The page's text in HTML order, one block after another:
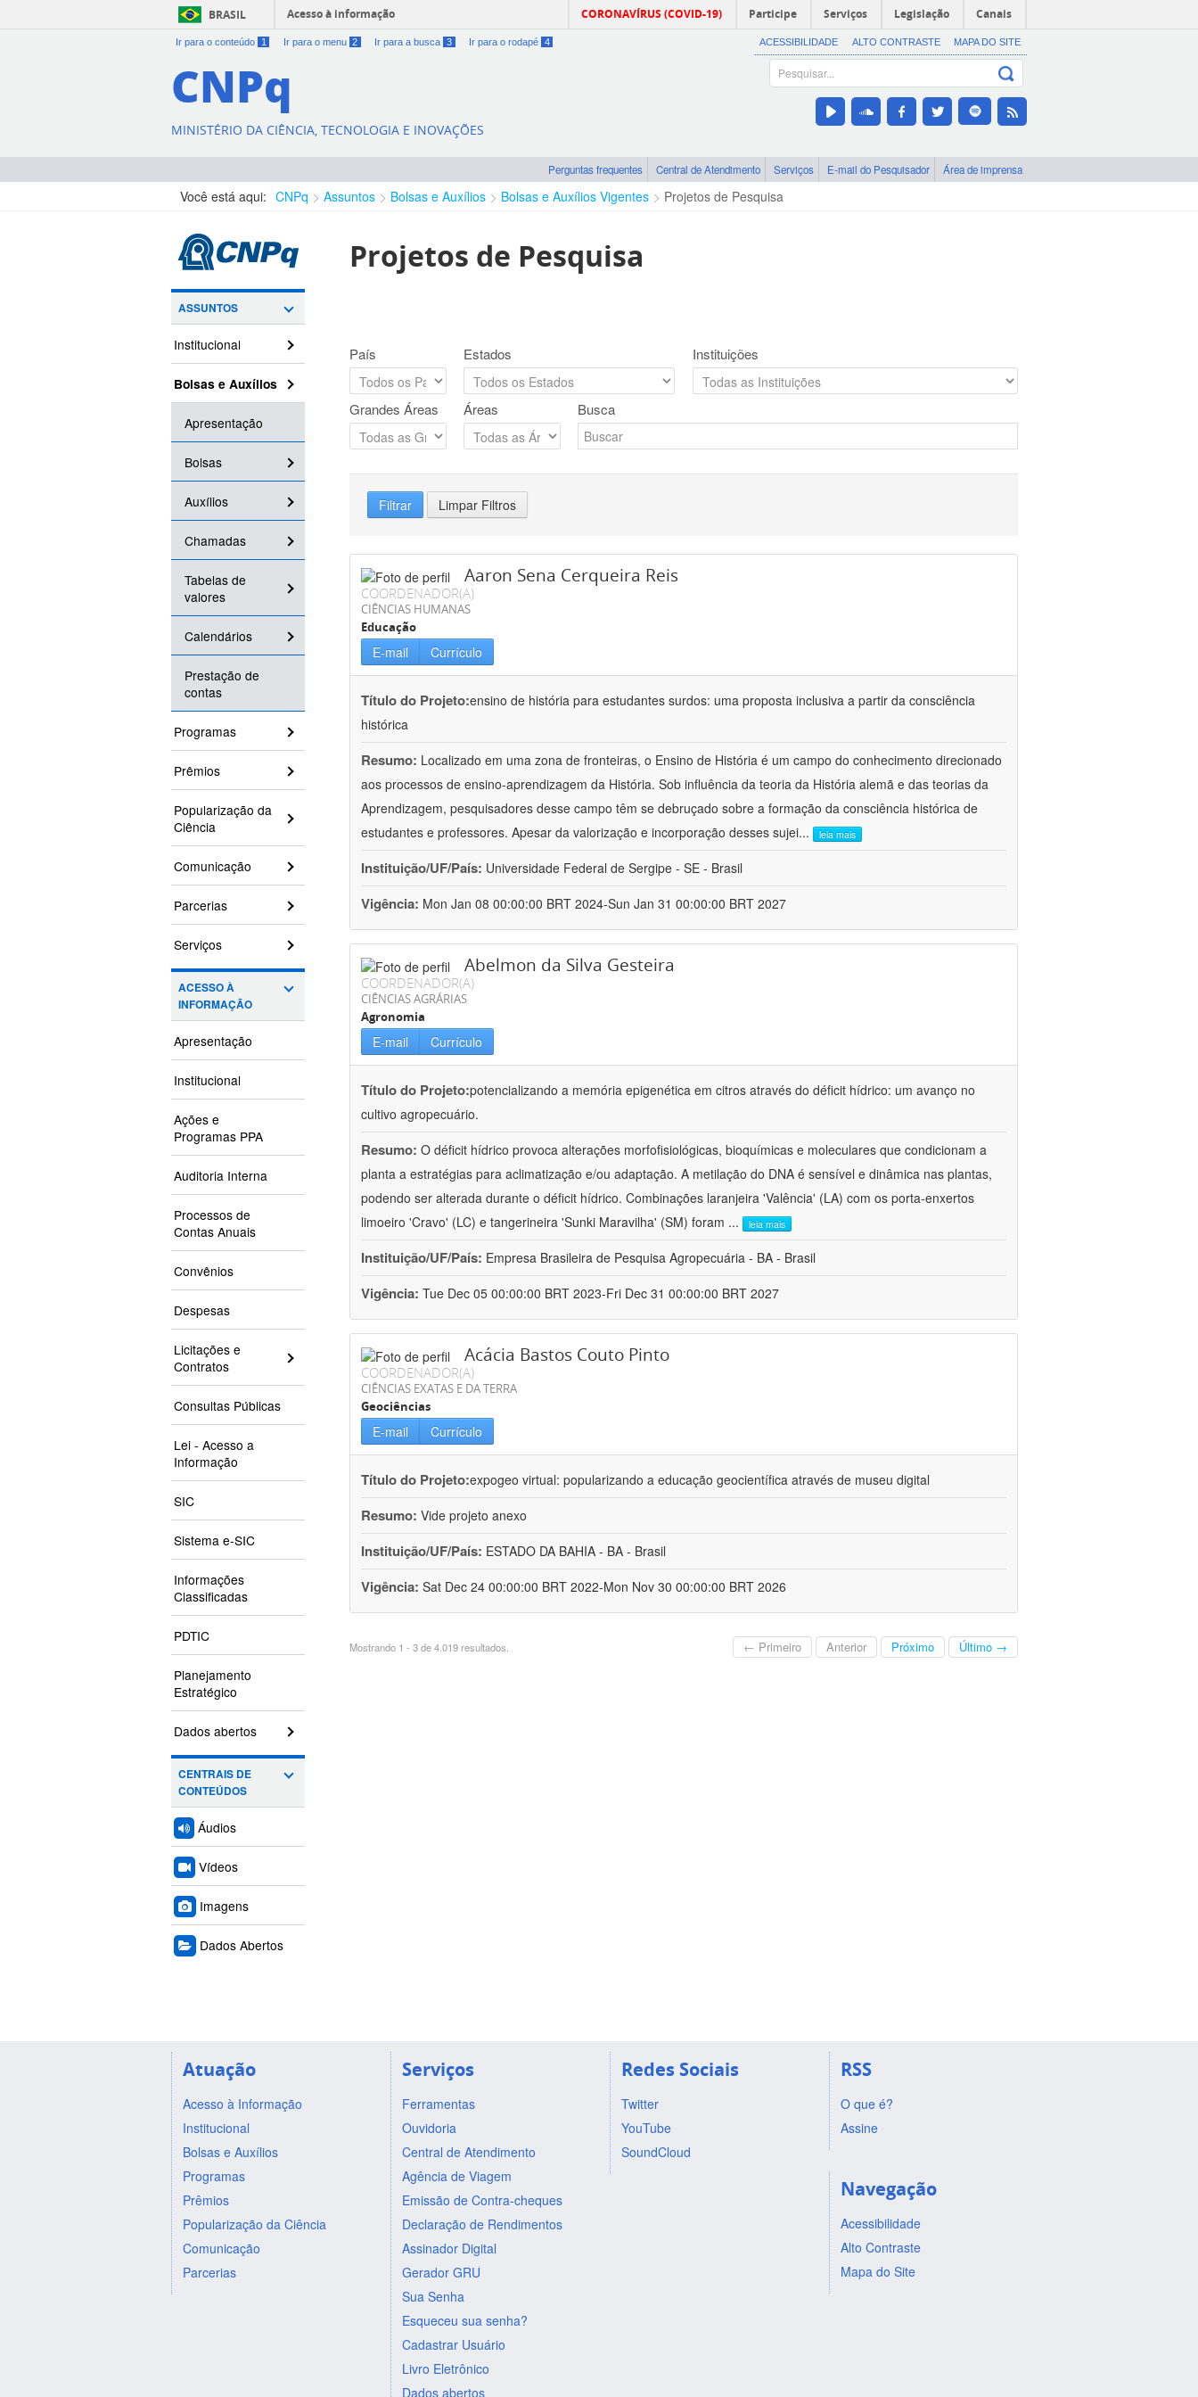
BRASIL Acesso à informação CORONAVÍRUS (COVID-19) Participe Serviços Legislação Canais
Ir para o conteúdo 1 Ir para o menu 2 Ir para a busca 3 Ir para o rodapé 4 ACESSIBILIDADE ALTO CONTRASTE MAPA DO SITE
CNPq
MINISTÉRIO DA CIÊNCIA, TECNOLOGIA E INOVAÇÕES
Perguntas frequentes Central de Atendimento Serviços E-mail do Pesquisador Área de imprensa
Você está aqui: CNPq Assuntos Bolsas e Auxílios Bolsas e Auxílios Vigentes Projetos de Pesquisa
ASSUNTOS
Institucional
Bolsas e Auxílios
Apresentação
Bolsas
Auxílios
Chamadas
Tabelas de
valores
Calendários
Prestação de
contas
Programas
Prêmios
Popularização da
Ciência
Comunicação
Parcerias
Serviços
ACESSO À
INFORMAÇÃO
Apresentação
Institucional
Ações e
Programas PPA
Auditoria Interna
Processos de
Contas Anuais
Convênios
Despesas
Licitações e
Contratos
Consultas Públicas
Lei - Acesso a
Informação
SIC
Sistema e-SIC
Informações
Classificadas
PDTIC
Planejamento
Estratégico
Dados abertos
CENTRAIS DE
CONTEÚDOS
Áudios
Vídeos
Imagens
Dados Abertos
Projetos de Pesquisa
País Estados Instituições
Grandes Áreas Áreas Busca
Filtrar Limpar Filtros
Aaron Sena Cerqueira Reis
COORDENADOR(A)
CIÊNCIAS HUMANAS
Educação
E-mail Currículo
Título do Projeto:ensino de história para estudantes surdos: uma proposta inclusiva a partir da consciência
histórica
Resumo: Localizado em uma zona de fronteiras, o Ensino de História é um campo do conhecimento direcionado
aos processos de ensino-aprendizagem da História. Sob influência da teoria da História alemã e das teorias da
Aprendizagem, pesquisadores desse campo têm se debruçado sobre a formação da consciência histórica de
estudantes e professores. Apesar da valorização e incorporação desses sujei... leia mais
Instituição/UF/País: Universidade Federal de Sergipe - SE - Brasil
Vigência: Mon Jan 08 00:00:00 BRT 2024-Sun Jan 31 00:00:00 BRT 2027
Abelmon da Silva Gesteira
COORDENADOR(A)
CIÊNCIAS AGRÁRIAS
Agronomia
E-mail Currículo
Título do Projeto:potencializando a memória epigenética em citros através do déficit hídrico: um avanço no
cultivo agropecuário.
Resumo: O déficit hídrico provoca alterações morfofisiológicas, bioquímicas e moleculares que condicionam a
planta a estratégias para aclimatização e/ou adaptação. A metilação do DNA é sensível e dinâmica nas plantas,
podendo ser alterada durante o déficit hídrico. Combinações laranjeira 'Valência' (LA) com os porta-enxertos
limoeiro 'Cravo' (LC) e tangerineira 'Sunki Maravilha' (SM) foram ... leia mais
Instituição/UF/País: Empresa Brasileira de Pesquisa Agropecuária - BA - Brasil
Vigência: Tue Dec 05 00:00:00 BRT 2023-Fri Dec 31 00:00:00 BRT 2027
Acácia Bastos Couto Pinto
COORDENADOR(A)
CIÊNCIAS EXATAS E DA TERRA
Geociências
E-mail Currículo
Título do Projeto:expogeo virtual: popularizando a educação geocientífica através de museu digital
Resumo: Vide projeto anexo
Instituição/UF/País: ESTADO DA BAHIA - BA - Brasil
Vigência: Sat Dec 24 00:00:00 BRT 2022-Mon Nov 30 00:00:00 BRT 2026
Mostrando 1 - 3 de 4.019 resultados. ← Primeiro Anterior Próximo Último →
Atuação
Acesso à Informação
Institucional
Bolsas e Auxílios
Programas
Prêmios
Popularização da Ciência
Comunicação
Parcerias
Serviços
Ferramentas
Ouvidoria
Central de Atendimento
Agência de Viagem
Emissão de Contra-cheques
Declaração de Rendimentos
Assinador Digital
Gerador GRU
Sua Senha
Esqueceu sua senha?
Cadastrar Usuário
Livro Eletrônico
Dados abertos
Redes Sociais
Twitter
YouTube
SoundCloud
RSS
O que é?
Assine
Navegação
Acessibilidade
Alto Contraste
Mapa do Site